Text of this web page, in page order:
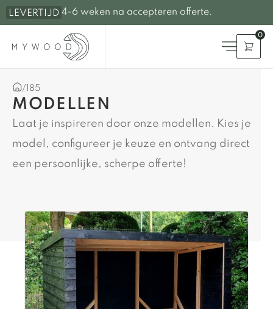
LEVERTIJD 4-6 weken na accepteren offerte.
0
/185
MODELLEN
Laat je inspireren door onze modellen. Kies je
model, configureer je keuze en ontvang direct
een persoonlijke, scherpe offerte!